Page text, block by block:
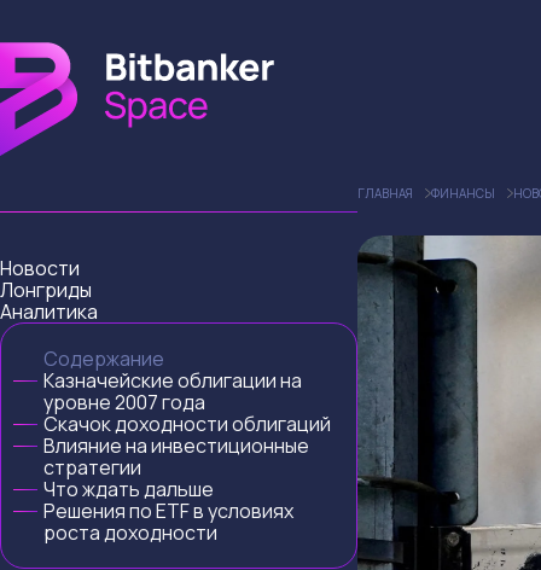
Новости
Лонгриды
Аналитика
Содержание
Казначейские облигации на
уровне 2007 года
Скачок доходности облигаций
Влияние на инвестиционные
стратегии
Что ждать дальше
Решения по ETF в условиях
роста доходности
ГЛАВНАЯ ФИНАНСЫ